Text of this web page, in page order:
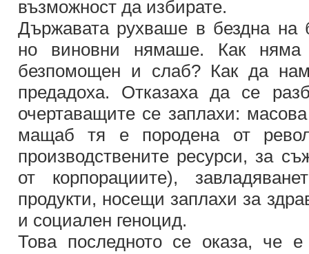
възможност да избирате.
Държавата рухваше в бездна на
но виновни нямаше. Как няма
безпомощен и слаб? Как да
предадоха. Отказаха да се
очертаващите се заплахи:
мащаб тя е породена от
производствените ресурси, за
от корпорациите),
продукти, носещи заплахи за
и социален геноцид.
Това последното се оказа, че е